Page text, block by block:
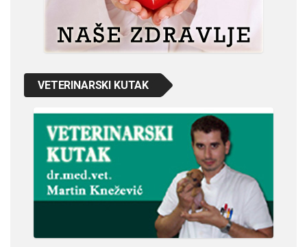
VETERINARSKI KUTAK